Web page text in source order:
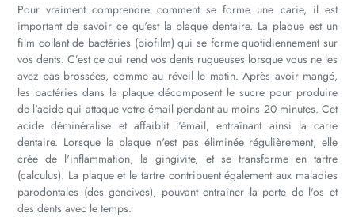
Pour vraiment comprendre comment se forme une carie, il est
important de savoir ce qu'est la plaque dentaire. La plaque est un
film collant de bactéries (biofilm) qui se forme quotidiennement sur
vos dents. C’est ce qui rend vos dents rugueuses lorsque vous ne les
avez pas brossées, comme au réveil le matin. Après avoir mangé,
les bactéries dans la plaque décomposent le sucre pour produire
de l'acide qui attaque votre émail pendant au moins 20 minutes. Cet
acide déminéralise et affaiblit l'émail, entraînant ainsi la carie
dentaire. Lorsque la plaque n'est pas éliminée régulièrement, elle
crée de l'inflammation, la gingivite, et se transforme en tartre
(calculus). La plaque et le tartre contribuent également aux maladies
parodontales (des gencives), pouvant entraîner la perte de l'os et
des dents avec le temps.